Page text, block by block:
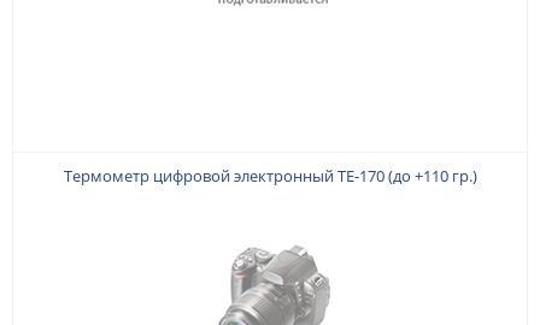
Термометр цифровой электронный TE-170 (до +110 гр.)